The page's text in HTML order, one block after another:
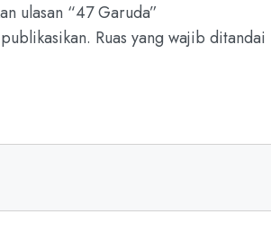
ulasan “47 Garuda”
Ruas yang wajib ditandai